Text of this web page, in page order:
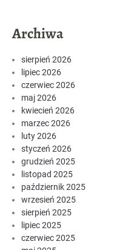
Archiwa
sierpień 2026
lipiec 2026
czerwiec 2026
maj 2026
kwiecień 2026
marzec 2026
luty 2026
styczeń 2026
grudzień 2025
listopad 2025
październik 2025
wrzesień 2025
sierpień 2025
lipiec 2025
czerwiec 2025